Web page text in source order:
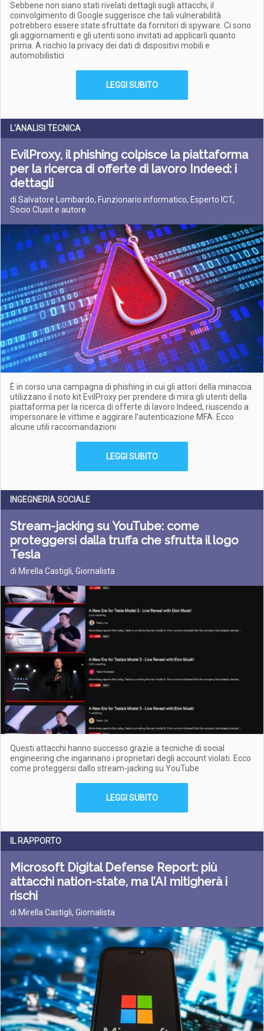
Sebbene non siano stati rivelati dettagli sugli attacchi, il
coinvolgimento di Google suggerisce che tali vulnerabilità
potrebbero essere state sfruttate da fornitori di spyware. Ci sono
gli aggiornamenti e gli utenti sono invitati ad applicarli quanto
prima. A rischio la privacy dei dati di dispositivi mobili e
automobilistici
LEGGI SUBITO
L'ANALISI TECNICA
EvilProxy, il phishing colpisce la piattaforma
per la ricerca di offerte di lavoro Indeed: i
dettagli
di Salvatore Lombardo, Funzionario informatico, Esperto ICT,
Socio Clusit e autore
È in corso una campagna di phishing in cui gli attori della minaccia
utilizzano il noto kit EvilProxy per prendere di mira gli utenti della
piattaforma per la ricerca di offerte di lavoro Indeed, riuscendo a
impersonare le vittime e aggirare l’autenticazione MFA. Ecco
alcune utili raccomandazioni
LEGGI SUBITO
INGEGNERIA SOCIALE
Stream-jacking su YouTube: come
proteggersi dalla truffa che sfrutta il logo
Tesla
di Mirella Castigli, Giornalista
Questi attacchi hanno successo grazie a tecniche di social
engineering che ingannano i proprietari degli account violati. Ecco
come proteggersi dallo stream-jacking su YouTube
LEGGI SUBITO
IL RAPPORTO
Microsoft Digital Defense Report: più
attacchi nation-state, ma l’AI mitigherà i
rischi
di Mirella Castigli, Giornalista